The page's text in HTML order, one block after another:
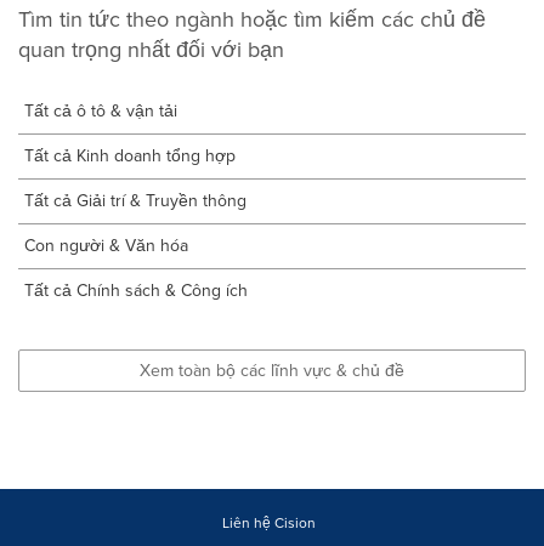
Tìm tin tức theo ngành hoặc tìm kiếm các chủ đề
quan trọng nhất đối với bạn
Tất cả ô tô & vận tải
Tất cả Kinh doanh tổng hợp
Tất cả Giải trí & Truyền thông
Con người & Văn hóa
Tất cả Chính sách & Công ích
Xem toàn bộ các lĩnh vực & chủ đề
Liên hệ Cision